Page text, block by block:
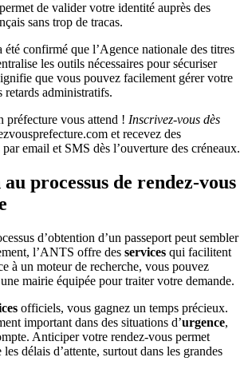
de valider votre identité auprès des
sans trop de tracas.
confirmé que l’Agence nationale des titres
les outils nécessaires pour sécuriser
que vous pouvez facilement gérer votre
retards administratifs.
préfecture vous attend ! Inscrivez-vous dès
et recevez des
email et SMS dès l’ouverture des créneaux.
processus de rendez-vous
d’obtention d’un passeport peut sembler
l’ANTS offre des services qui facilitent
à un moteur de recherche, vous pouvez
mairie équipée pour traiter votre demande.
officiels, vous gagnez un temps précieux.
important dans des situations d’urgence,
Anticiper votre rendez-vous permet
délais d’attente, surtout dans les grandes